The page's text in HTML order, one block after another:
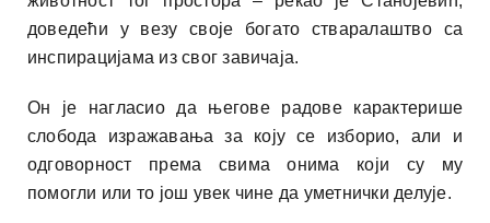
доведећи у везу своје богато стваралаштво са
инспирацијама из свог завичаја.
Он је нагласио да његове радове карактерише
слобода изражавања за коју се изборио, али и
одговорност према свима онима који су му
помогли или то још увек чине да уметнички делује.